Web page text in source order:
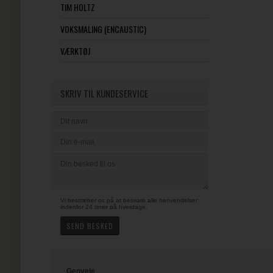
TIM HOLTZ
VOKSMALING (ENCAUSTIC)
VÆRKTØJ
SKRIV TIL KUNDESERVICE
Vi bestræber os på at besvare alle henvendelser
indenfor 24 timer på hverdage.
Genveje